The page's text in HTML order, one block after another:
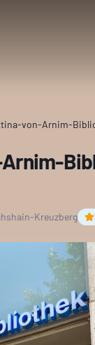
von-Arnim-
Kreuzberg